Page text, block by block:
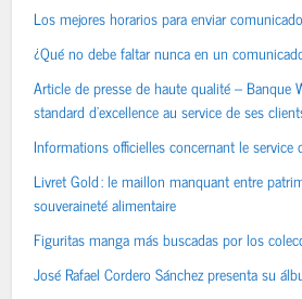
Los mejores horarios para enviar
¿Qué no debe faltar nunca en un
Article de presse de haute qualité – Banque
standard d’excellence au service de ses
Informations officielles concernant le service
Livret Gold : le maillon manquant entre
souveraineté alimentaire
Figuritas manga más buscadas por los
José Rafael Cordero Sánchez presenta su